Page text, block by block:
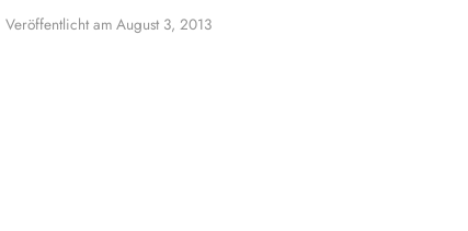
Veröffentlicht am August 3, 2013